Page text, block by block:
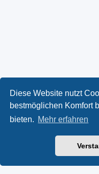
Diese Website nutzt
bestmöglichen Komfort
bieten. Mehr erfahren